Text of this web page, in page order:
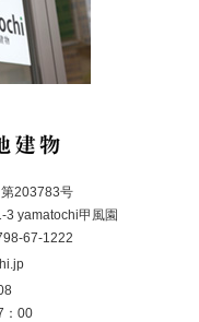
203783号
yamatochi甲風園
67-1222
：00